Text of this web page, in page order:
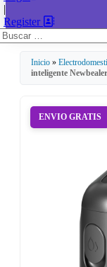
|
Register
Inicio »
inteligente
ENVIO GRATIS